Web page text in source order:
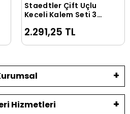
Sepete Ekle
Staedtler Çift Uçlu
Keçeli Kalem Seti 36
mm)
2.291,25 TL
Hizmetleri